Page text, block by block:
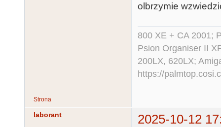
olbrzymie
800 XE + CA 2001;
Psion Organiser II
200LX, 620LX;
https://
Strona
laborant 2025-10-12